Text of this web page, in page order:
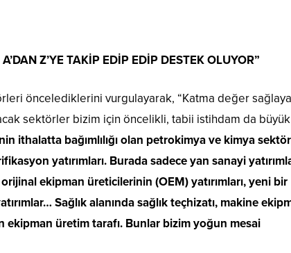
Z’YE TAKİP EDİP EDİP DESTEK OLUYOR”
öncelediklerini vurgulayarak, “Katma değer
sektörler bizim için öncelikli, tabii istihdam da
ithalatta bağımlılığı olan petrokimya ve kimya
yatırımları. Burada sadece yan sanayi
ekipman üreticilerinin (OEM) yatırımları, yeni bir
Sağlık alanında sağlık teçhizatı, makine
ekipman üretim tarafı. Bunlar bizim yoğun mesai